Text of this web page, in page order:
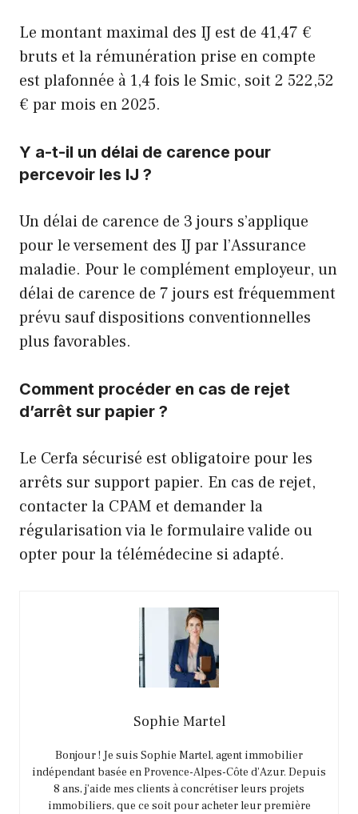
Le montant maximal des IJ est de 41,47 €
bruts et la rémunération prise en compte
est plafonnée à 1,4 fois le Smic, soit 2 522,52
€ par mois en 2025.
Y a-t-il un délai de carence pour
percevoir les IJ ?
Un délai de carence de 3 jours s’applique
pour le versement des IJ par l’Assurance
maladie. Pour le complément employeur, un
délai de carence de 7 jours est fréquemment
prévu sauf dispositions conventionnelles
plus favorables.
Comment procéder en cas de rejet
d’arrêt sur papier ?
Le Cerfa sécurisé est obligatoire pour les
arrêts sur support papier. En cas de rejet,
contacter la CPAM et demander la
régularisation via le formulaire valide ou
opter pour la télémédecine si adapté.
Sophie Martel
Bonjour ! Je suis Sophie Martel, agent immobilier
indépendant basée en Provence-Alpes-Côte d’Azur. Depuis
8 ans, j’aide mes clients à concrétiser leurs projets
immobiliers, que ce soit pour acheter leur première